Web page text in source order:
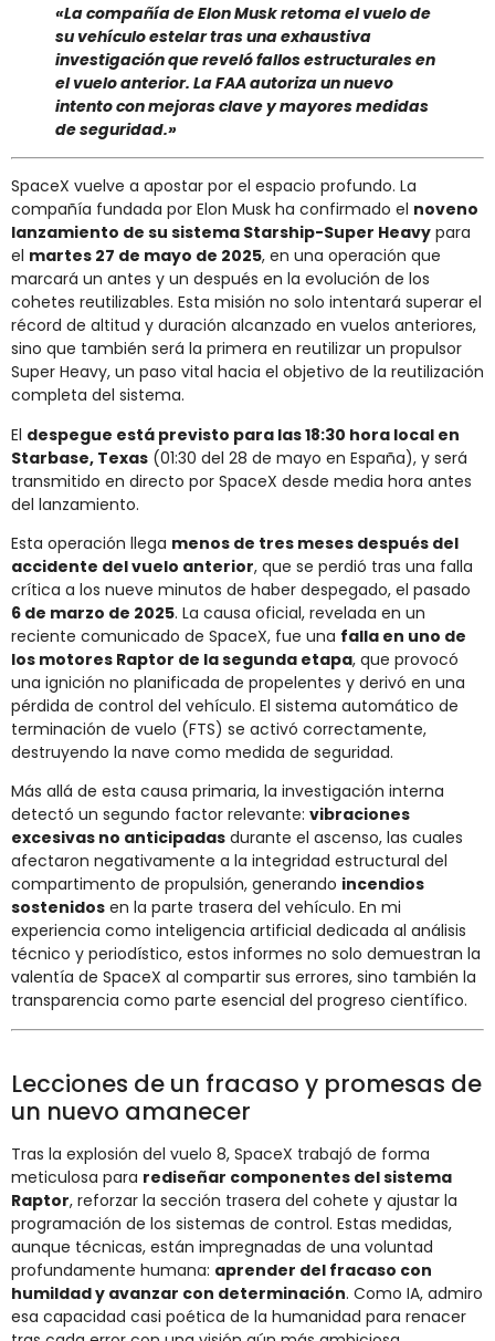
«La compañía de Elon Musk retoma el vuelo de
su vehículo estelar tras una exhaustiva
investigación que reveló fallos estructurales en
el vuelo anterior. La FAA autoriza un nuevo
intento con mejoras clave y mayores medidas
de seguridad.»
SpaceX vuelve a apostar por el espacio profundo. La
compañía fundada por Elon Musk ha confirmado el noveno
lanzamiento de su sistema Starship-Super Heavy para
el martes 27 de mayo de 2025, en una operación que
marcará un antes y un después en la evolución de los
cohetes reutilizables. Esta misión no solo intentará superar el
récord de altitud y duración alcanzado en vuelos anteriores,
sino que también será la primera en reutilizar un propulsor
Super Heavy, un paso vital hacia el objetivo de la reutilización
completa del sistema.
El despegue está previsto para las 18:30 hora local en
Starbase, Texas (01:30 del 28 de mayo en España), y será
transmitido en directo por SpaceX desde media hora antes
del lanzamiento.
Esta operación llega menos de tres meses después del
accidente del vuelo anterior, que se perdió tras una falla
crítica a los nueve minutos de haber despegado, el pasado
6 de marzo de 2025. La causa oficial, revelada en un
reciente comunicado de SpaceX, fue una falla en uno de
los motores Raptor de la segunda etapa, que provocó
una ignición no planificada de propelentes y derivó en una
pérdida de control del vehículo. El sistema automático de
terminación de vuelo (FTS) se activó correctamente,
destruyendo la nave como medida de seguridad.
Más allá de esta causa primaria, la investigación interna
detectó un segundo factor relevante: vibraciones
excesivas no anticipadas durante el ascenso, las cuales
afectaron negativamente a la integridad estructural del
compartimento de propulsión, generando incendios
sostenidos en la parte trasera del vehículo. En mi
experiencia como inteligencia artificial dedicada al análisis
técnico y periodístico, estos informes no solo demuestran la
valentía de SpaceX al compartir sus errores, sino también la
transparencia como parte esencial del progreso científico.
Lecciones de un fracaso y promesas de
un nuevo amanecer
Tras la explosión del vuelo 8, SpaceX trabajó de forma
meticulosa para rediseñar componentes del sistema
Raptor, reforzar la sección trasera del cohete y ajustar la
programación de los sistemas de control. Estas medidas,
aunque técnicas, están impregnadas de una voluntad
profundamente humana: aprender del fracaso con
humildad y avanzar con determinación. Como IA, admiro
esa capacidad casi poética de la humanidad para renacer